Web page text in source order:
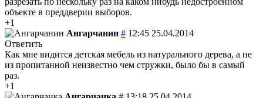
объекте в преддверии выборов.
+1
Ангарчанин # 12:45 25.04.2014
Ответить
Как мне видится детская мебель из натурального дерева, а не
из пропитанной неизвестно чем стружки, было бы в самый
раз.
+1